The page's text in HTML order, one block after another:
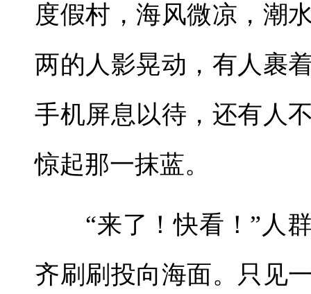
度假村，海风微凉，潮
两的人影晃动，有人裹
手机屏息以待，还有人
惊起那一抹蓝。
“来了！快看！”人群
齐刷刷投向海面。只见